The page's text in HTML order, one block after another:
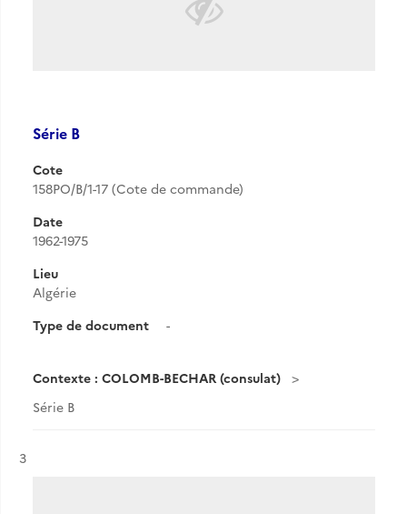
Série B
Cote
158PO/B/1-17 (Cote de commande)
Date
1962-1975
Lieu
Algérie
Type de document
-
Contexte : COLOMB-BECHAR (consulat)
Série B
Résultat n°
3